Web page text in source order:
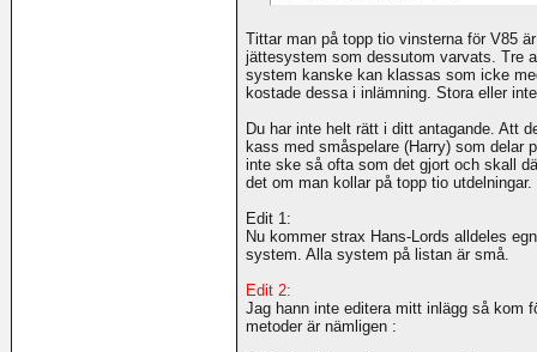
Tittar man på topp tio vinsterna för V85
jättesystem som dessutom varvats. Tre
system kanske kan klassas som icke
kostade dessa i inlämning. Stora eller
Du har inte helt rätt i ditt antagande. Att
kass med småspelare (Harry) som delar
inte ske så ofta som det gjort och skall
det om man kollar på topp tio utdelningar.
Edit 1:
Nu kommer strax Hans-Lords alldeles
system. Alla system på listan är små.
Edit 2:
Jag hann inte editera mitt inlägg så kom
metoder är nämligen :